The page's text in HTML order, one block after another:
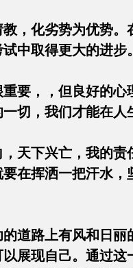
，化劣势为优势
试中取得更大的
要，，但良好的
的一切，我们才
天下兴亡，我的
在挥洒一把汗水
道路上有风和日丽
展现自己。通过